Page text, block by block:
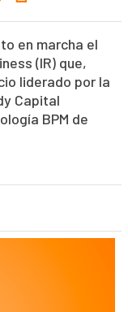
en marcha el
(IR) que,
liderado por la
Capital
BPM de